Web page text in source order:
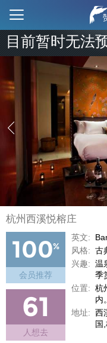
目前暂时无法
杭州西溪悦榕庄
100%
会员推荐
61
人想去
英文:
风格: 古
兴趣: 温
季
位置: 杭
内。
地址: 西
国,